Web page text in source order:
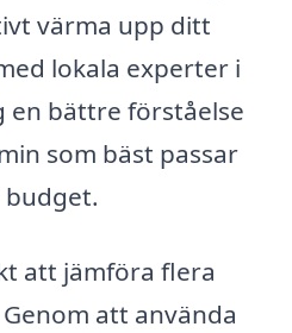
värma upp ditt
lokala experter i
en bättre förståelse
som bäst passar
budget.
att jämföra flera
att använda